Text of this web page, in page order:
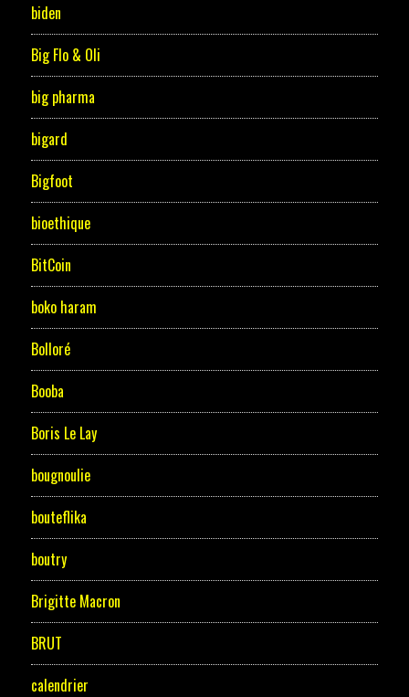
biden
Big Flo & Oli
big pharma
bigard
Bigfoot
bioethique
BitCoin
boko haram
Bolloré
Booba
Boris Le Lay
bougnoulie
bouteflika
boutry
Brigitte Macron
BRUT
calendrier